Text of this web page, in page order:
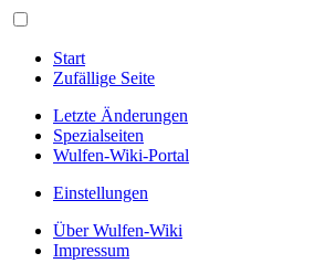
Start
Zufällige Seite
Letzte Änderungen
Spezialseiten
Wulfen-Wiki-Portal
Einstellungen
Über Wulfen-Wiki
Impressum